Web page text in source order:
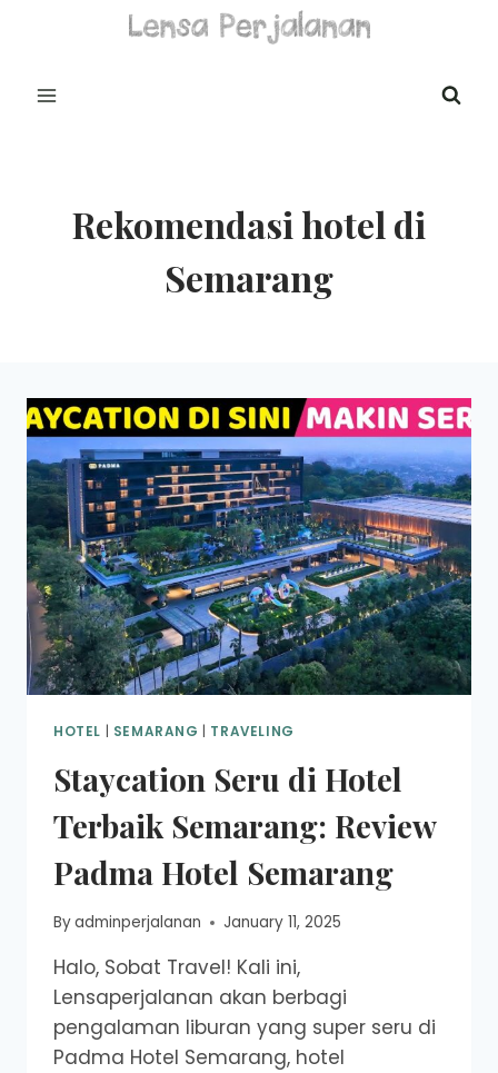
Rekomendasi hotel di
Semarang
HOTEL SEMARANG TRAVELING
Staycation Seru di Hotel
Terbaik Semarang: Review
Padma Hotel Semarang
Byadminperjalanan January 11, 2025
Halo, Sobat Travel! Kali ini,
Lensaperjalanan akan berbagi
pengalaman liburan yang super seru di
Padma Hotel Semarang, hotel